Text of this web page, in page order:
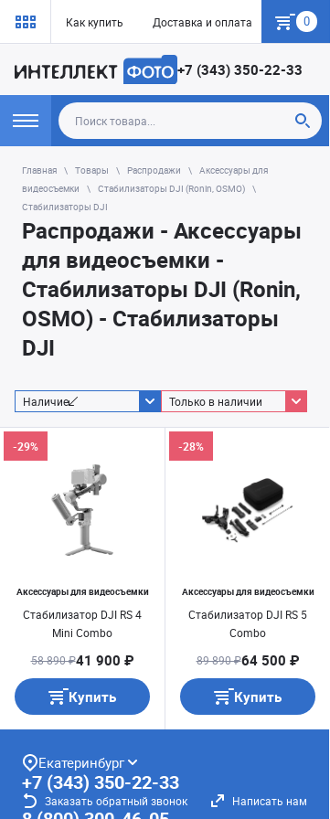
Как купить Доставка и оплата Гарантия
0
+7 (343) 350-22-33
Главная Товары Распродажи
Аксессуары для
видеосъемки
Стабилизаторы DJI (Ronin, OSMO)
Стабилизаторы DJI
Распродажи - Аксессуары
для видеосъемки -
Стабилизаторы DJI (Ronin,
OSMO) - Стабилизаторы
DJI
Наличие Только в наличии
Аксессуары для видеосъемки
Стабилизатор DJI RS 4
Mini Combo
-29%
58 890 ₽41 900 ₽
Купить
Аксессуары для видеосъемки
Стабилизатор DJI RS 5
Combo
-28%
89 890 ₽64 500 ₽
Купить
Екатеринбург
+7 (343) 350-22-33
Заказать обратный звонок Написать нам